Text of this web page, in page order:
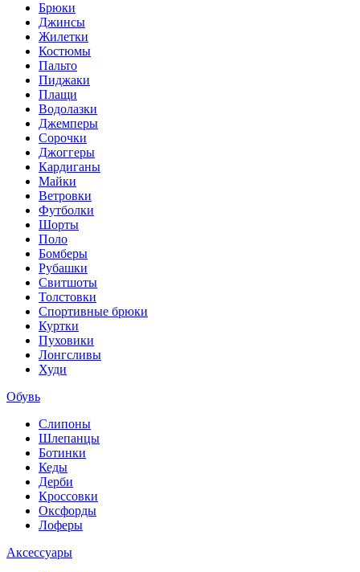
Брюки
Джинсы
Жилетки
Костюмы
Пальто
Пиджаки
Плащи
Водолазки
Джемперы
Сорочки
Джоггеры
Кардиганы
Майки
Ветровки
Футболки
Шорты
Поло
Бомберы
Рубашки
Свитшоты
Толстовки
Спортивные брюки
Куртки
Пуховики
Лонгсливы
Худи
Обувь
Слипоны
Шлепанцы
Ботинки
Кеды
Дерби
Кроссовки
Оксфорды
Лоферы
Аксессуары